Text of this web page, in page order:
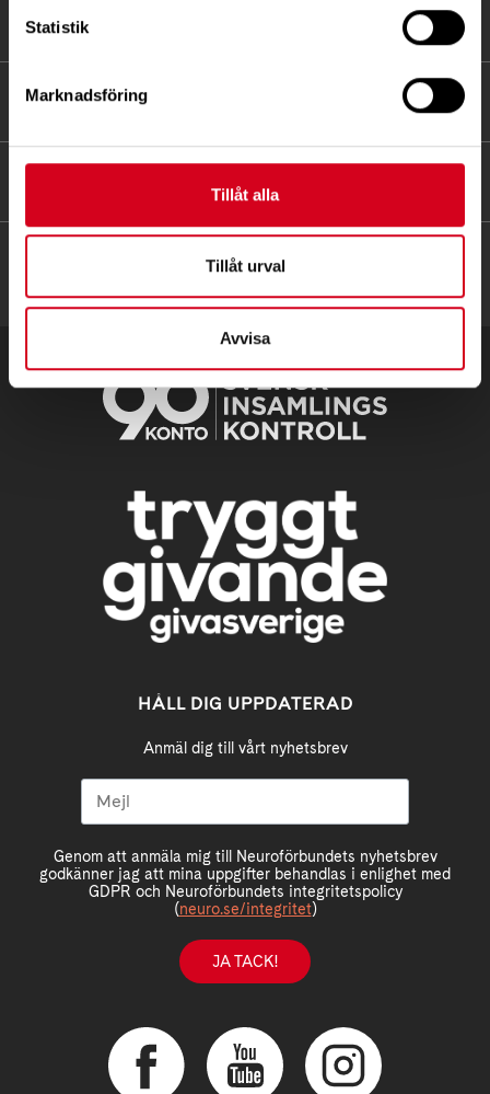
Statistik
Marknadsföring
Tillåt alla
Tillåt urval
Avvisa
FÖRDJUPNING
FÖR MEDLEMMAR
HÅLL DIG UPPDATERAD
Anmäl dig till vårt nyhetsbrev
Genom att anmäla mig till Neuroförbundets nyhetsbrev
godkänner jag att mina uppgifter behandlas i enlighet med
GDPR och Neuroförbundets integritetspolicy
(neuro.se/integritet)
JA TACK!